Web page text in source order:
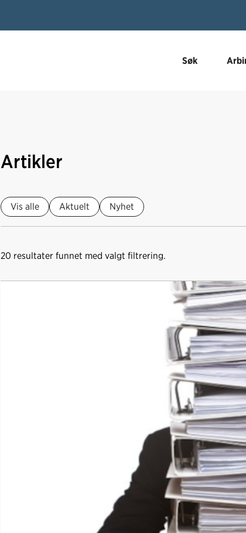
Søk
Artikler
Vis alle Aktuelt Nyhet
20 resultater funnet med valgt filtrering.